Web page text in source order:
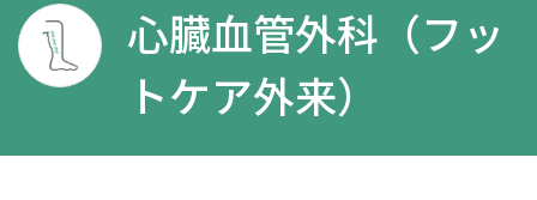
心臓血管外科（フッ
トケア外来）